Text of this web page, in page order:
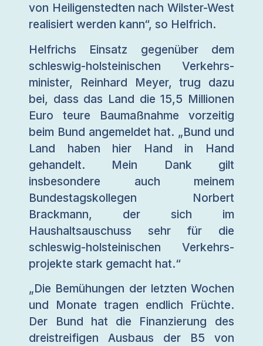
von Heiligenstedten nach Wilster-West
realisiert werden kann“, so Helfrich.
Helfrichs Einsatz gegenüber dem
schleswig-holsteinischen Verkehrs­
minister, Reinhard Meyer, trug dazu
bei, dass das Land die 15,5 Millionen
Euro teure Baumaßnahme vorzeitig
beim Bund angemeldet hat. „Bund und
Land haben hier Hand in Hand
gehandelt. Mein Dank gilt
insbesondere auch meinem
Bundestagskollegen Norbert
Brackmann, der sich im
Haushaltsauschuss sehr für die
schleswig-holsteinischen Verkehrs­
projekte stark gemacht hat.“
„Die Bemühungen der letzten Wochen
und Monate tragen endlich Früchte.
Der Bund hat die Finanzierung des
dreistreifigen Ausbaus der B5 von